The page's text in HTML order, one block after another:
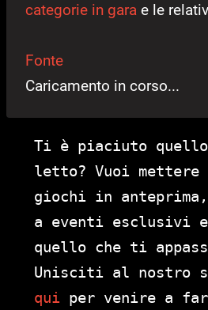
categorie in gara e le
Fonte
Caricamento in corso...
Ti è piaciuto
letto? Vuoi mettere
giochi in
a eventi esclusivi
quello che ti
Unisciti al nostro
qui per venire a